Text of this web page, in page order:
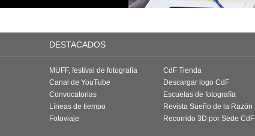
DESTACADOS
MUFF, festival de fotografía
Canal de YouTube
Convocatorias
Líneas de tiempo
Fotoviaje
CdF Tienda
Descargar logo CdF
Escuelas de fotografía
Revista Sueño de la Razón
Recorrido 3D por Sede CdF